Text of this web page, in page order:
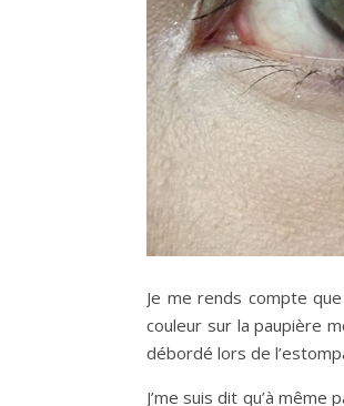
Je me rends compte
couleur sur la paupière
débordé lors de
J’me suis dit qu’à